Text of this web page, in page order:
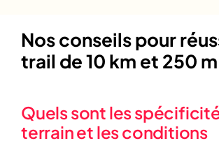
Nos conseils pour
trail de 10 km et 250
Quels sont les
terrain et les conditions